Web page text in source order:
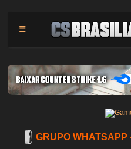
GRUPO WHATSAPP